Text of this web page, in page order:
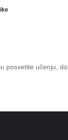
posvetite učenju,